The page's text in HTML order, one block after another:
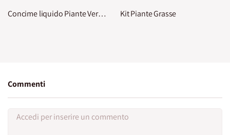
Concime liquido Piante Verdi KB Kit Piante Grasse
Commenti